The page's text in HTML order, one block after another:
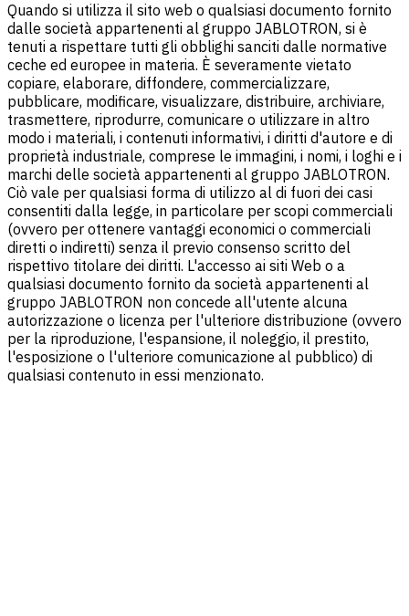
Quando si utilizza il sito web o qualsiasi documento fornito
dalle società appartenenti al gruppo JABLOTRON, si è
tenuti a rispettare tutti gli obblighi sanciti dalle normative
ceche ed europee in materia. È severamente vietato
copiare, elaborare, diffondere, commercializzare,
pubblicare, modificare, visualizzare, distribuire, archiviare,
trasmettere, riprodurre, comunicare o utilizzare in altro
modo i materiali, i contenuti informativi, i diritti d'autore e di
proprietà industriale, comprese le immagini, i nomi, i loghi e i
marchi delle società appartenenti al gruppo JABLOTRON.
Ciò vale per qualsiasi forma di utilizzo al di fuori dei casi
consentiti dalla legge, in particolare per scopi commerciali
(ovvero per ottenere vantaggi economici o commerciali
diretti o indiretti) senza il previo consenso scritto del
rispettivo titolare dei diritti. L'accesso ai siti Web o a
qualsiasi documento fornito da società appartenenti al
gruppo JABLOTRON non concede all'utente alcuna
autorizzazione o licenza per l'ulteriore distribuzione (ovvero
per la riproduzione, l'espansione, il noleggio, il prestito,
l'esposizione o l'ulteriore comunicazione al pubblico) di
qualsiasi contenuto in essi menzionato.